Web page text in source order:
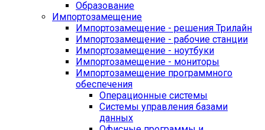
Образование
Импортозамещение
Импортозамещение - решения Трилайн
Импортозамещение - рабочие станции
Импортозамещение - ноутбуки
Импортозамещение - мониторы
Импортозамещение программного
обеспечения
Операционные системы
Системы управления базами
данных